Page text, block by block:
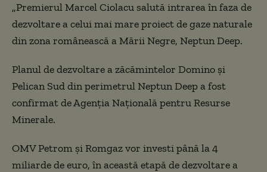
„Premierul Marcel Ciolacu salută intrarea în faza de
dezvoltare a celui mai mare proiect de gaze naturale
din zona românească a Mării Negre, Neptun Deep.
Planul de dezvoltare a zăcămintelor Domino şi
Pelican Sud din perimetrul Neptun Deep a fost
confirmat de Agenţia Naţională pentru Resurse
Minerale.
OMV Petrom şi Romgaz vor investi până la 4
miliarde de euro, în această etapă de dezvoltare a